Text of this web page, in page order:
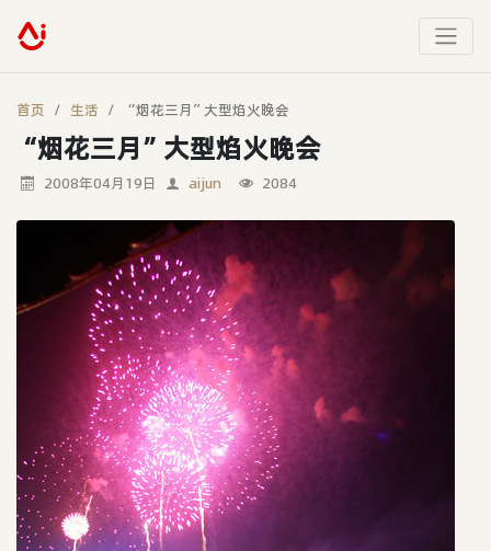
首页 生活 “烟花三月”大型焰火晚会
“烟花三月”大型焰火晚会
2008年04月19日 aijun 2084